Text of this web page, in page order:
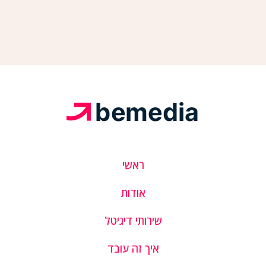
ראשי
אודות
שירותי דיגיטל
איך זה עובד